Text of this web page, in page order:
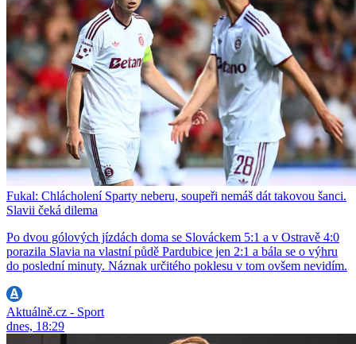
Fukal: Chlácholení Sparty neberu, soupeři nemáš dát takovou šanci.
Slavii čeká dilema
Po dvou gólových jízdách doma se Slováckem 5:1 a v Ostravě 4:0
porazila Slavia na vlastní půdě Pardubice jen 2:1 a bála se o výhru
do poslední minuty. Náznak určitého poklesu v tom ovšem nevidím.
Aktuálně.cz - Sport
dnes, 18:29